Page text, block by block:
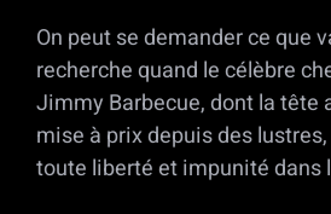
On peut se demander ce que
recherche quand le célèbre
Jimmy Barbecue, dont la tête
mise à prix depuis des
toute liberté et impunité dans